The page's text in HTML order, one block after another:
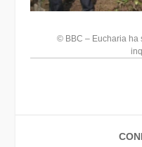
© BBC – Eucharia ha